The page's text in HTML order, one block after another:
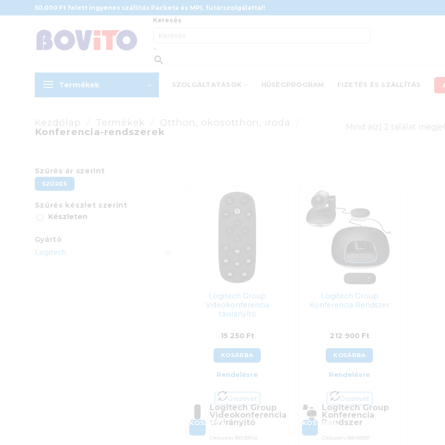
to
50.000 Ft felett ingyenes szállítás Packeta és MPL futárszolgálattal!
Keresés
×
Termékek SZOLGÁLTATÁSOK HŰSÉGPROGRAM FIZETÉS ÉS SZÁLLÍTÁS
Kezdőlap Termékek Otthon, okosotthon, iroda
Konferencia-rendszerek
Mind a(z) 2 találat
Szűrés ár szerint
Min
Max
SZŰRÉS
Szűrés készlet szerint
Készleten
Gyártó
Logitech
Logitech Group
Videokonferencia
távirányító
15 250 Ft
KOSÁRBA
Rendelésre
Összevet
KOSÁRBA
Logitech Group
Videokonferencia
távirányító
Cikkszám:993-001142
Logitech Group
Konferencia Rendszer
212 900 Ft
KOSÁRBA
Rendelésre
Összevet
KOSÁRBA
Logitech Group
Konferencia
Rendszer
Cikkszám:960-001057